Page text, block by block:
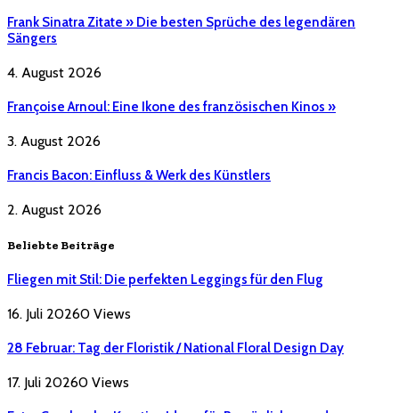
Frank Sinatra Zitate » Die besten Sprüche des legendären
Sängers
4. August 2026
Françoise Arnoul: Eine Ikone des französischen Kinos »
3. August 2026
Francis Bacon: Einfluss & Werk des Künstlers
2. August 2026
Beliebte Beiträge
Fliegen mit Stil: Die perfekten Leggings für den Flug
16. Juli 20260 Views
28 Februar: Tag der Floristik / National Floral Design Day
17. Juli 20260 Views